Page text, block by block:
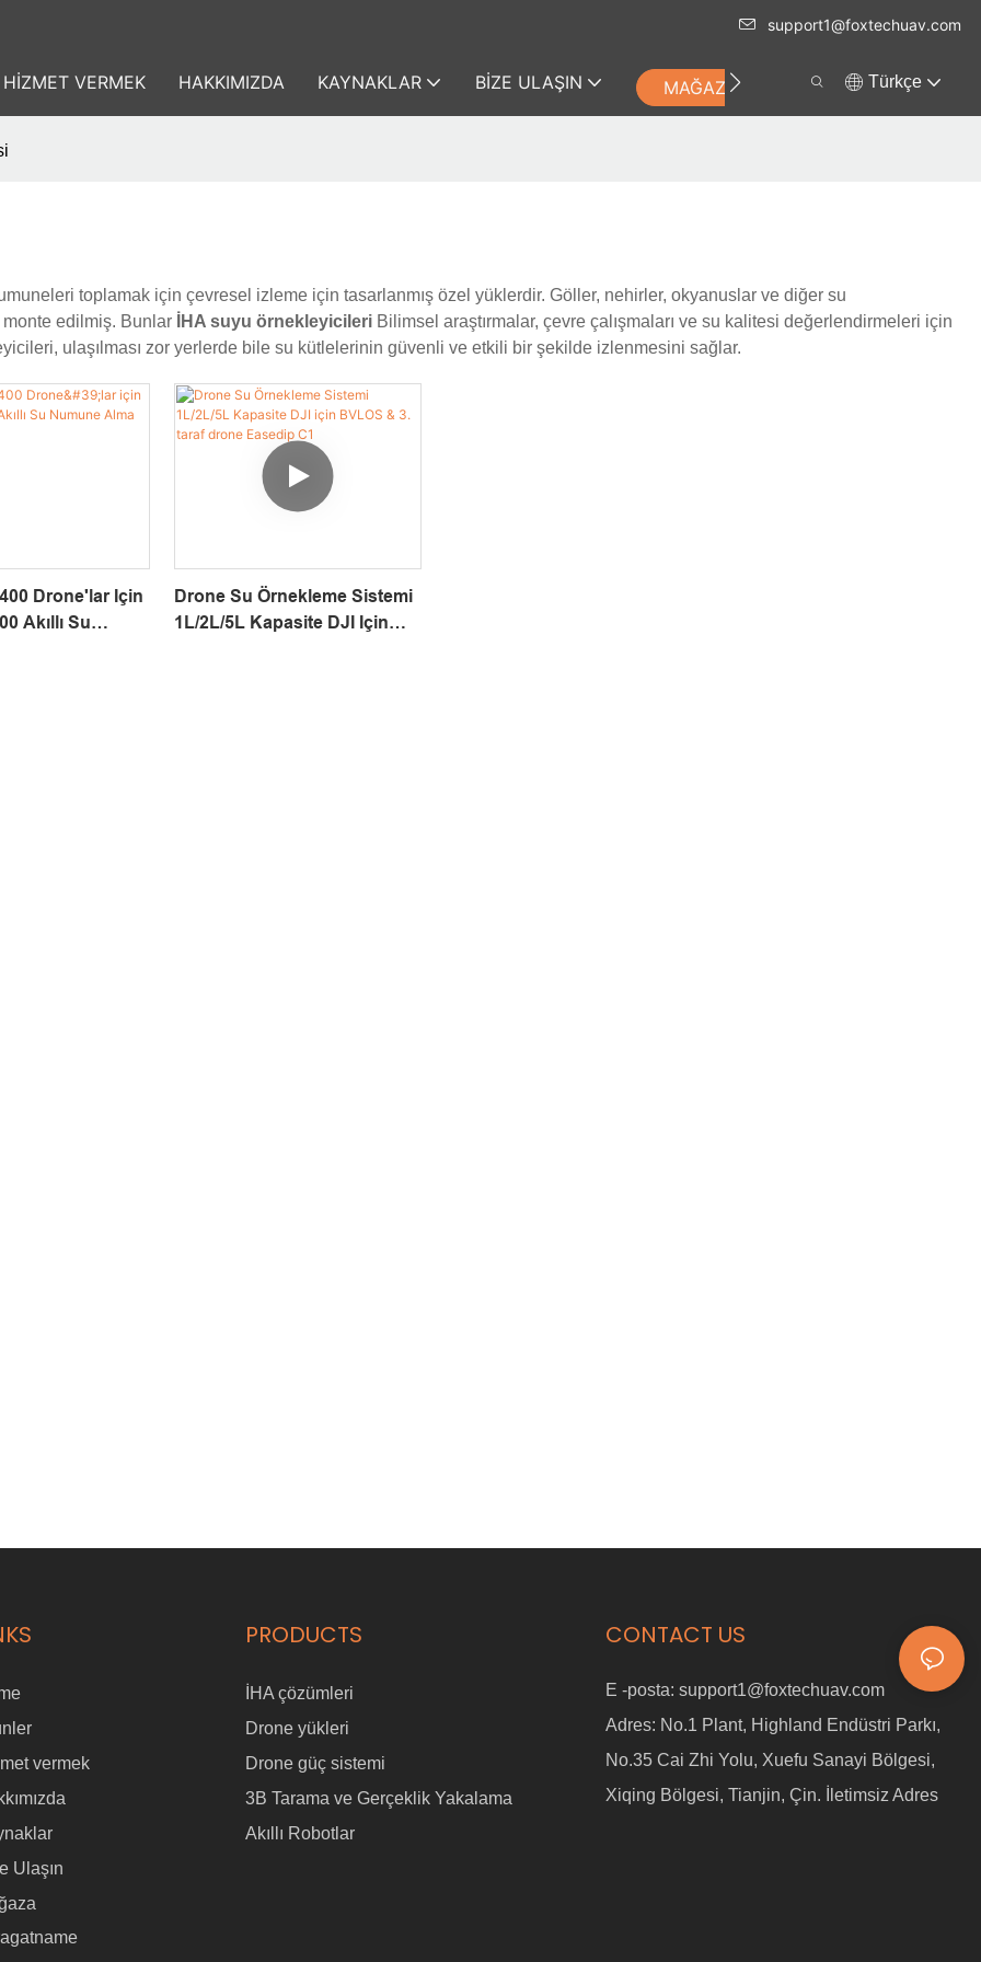
support1@foxtechuav.com
HIZMET VERMEK HAKKIMIZDA KAYNAKLAR BIZE ULAŞIN MAĞAZA Türkçe
toplamak için çevresel izleme için tasarlanmış özel yüklerdir. Göller, nehirler, okyanuslar ve diğer su
edilmiş. Bunlar
İHA suyu örnekleyicileri Bilimsel araştırmalar, çevre çalışmaları ve su kalitesi değerlendirmeleri için
ulaşılması zor yerlerde bile su kütlelerinin güvenli ve etkili bir şekilde izlenmesini sağlar.
Drone'lar Için
Akıllı Su
Drone Su Örnekleme Sistemi
1L/2L/5L Kapasite DJI Için
vermek
Ulaşın
PRODUCTS
İHA çözümleri
Drone yükleri
Drone güç sistemi
3B Tarama ve Gerçeklik Yakalama
Akıllı Robotlar
CONTACT US
E -posta: support1@foxtechuav.com
Adres: No.1 Plant, Highland Endüstri Parkı,
No.35 Cai Zhi Yolu, Xuefu Sanayi Bölgesi,
Xiqing Bölgesi, Tianjin, Çin. İletimsiz Adres